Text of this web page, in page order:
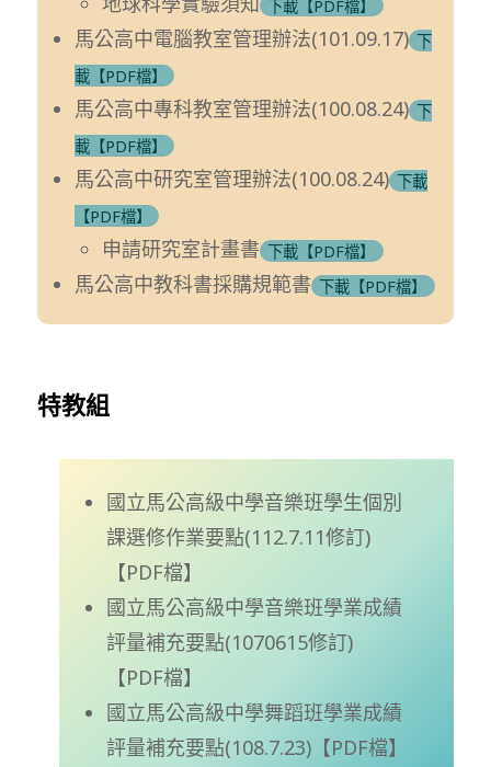
下載【PDF檔】
馬公高中電腦教室管理辦法(101.09.17) 下
載【PDF檔】
馬公高中專科教室管理辦法(100.08.24) 下
載【PDF檔】
馬公高中研究室管理辦法(100.08.24) 下載
【PDF檔】
申請研究室計畫書 下載【PDF檔】
馬公高中教科書採購規範書 下載【PDF檔】
特教組
國立馬公高級中學音樂班學生個別
課選修作業要點(112.7.11修訂)
【PDF檔】
國立馬公高級中學音樂班學業成績
評量補充要點(1070615修訂)
【PDF檔】
國立馬公高級中學舞蹈班學業成績
評量補充要點(108.7.23)【PDF檔】